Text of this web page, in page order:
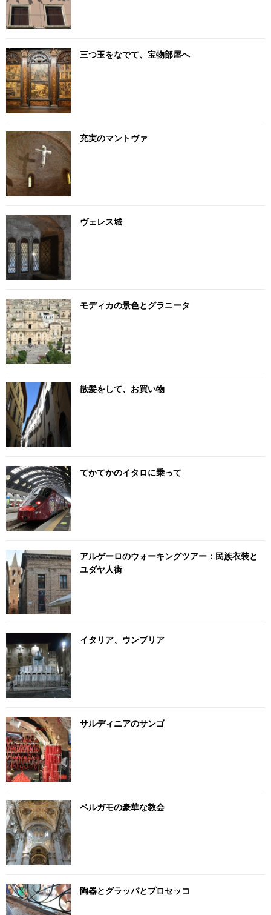
三つ玉をなでて、宝物部屋へ
充実のマントヴァ
ヴェレス城
モディカの景色とグラニータ
散髪をして、お買い物
てかてかのイタロに乗って
アルゲーロのウォーキングツアー：民族衣装と
ユダヤ人街
イタリア、ウンブリア
サルディニアのサンゴ
ベルガモの豪華な教会
陶器とグラッパとプロセッコ